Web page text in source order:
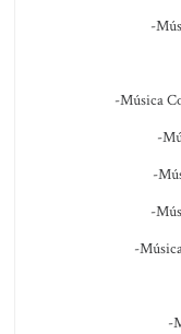
-
-Música
-
-
-
-
-